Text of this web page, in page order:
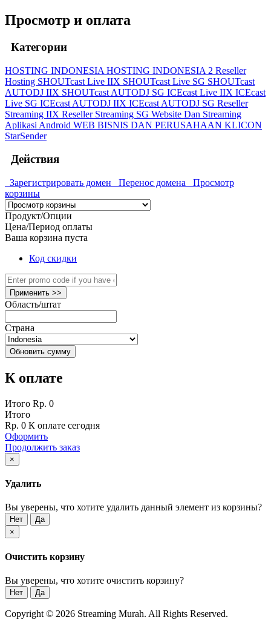
Просмотр и оплата
Категории
HOSTING INDONESIA HOSTING INDONESIA 2 Reseller
Hosting SHOUTcast Live IIX SHOUTcast Live SG SHOUTcast
AUTODJ IIX SHOUTcast AUTODJ SG ICEcast Live IIX ICEcast
Live SG ICEcast AUTODJ IIX ICEcast AUTODJ SG Reseller
Streaming IIX Reseller Streaming SG Website Dan Streaming
Aplikasi Android WEB BISNIS DAN PERUSAHAAN KLICON
StarSender
Действия
Зарегистрировать домен Перенос домена
Просмотр
корзины
Продукт/Опции
Цена/Период оплаты
Ваша корзина пуста
Код скидки
Применить >>
Область/штат
Страна
Обновить сумму
К оплате
Итого Rp. 0
Итого
Rp. 0 К оплате сегодня
Оформить
Продолжить заказ
×
Удалить
Вы уверены, что хотите удалить данный элемент из корзины?
Нет
Да
×
Очистить корзину
Вы уверены, что хотите очистить корзину?
Нет Да
Copyright © 2026 Streaming Murah. All Rights Reserved.